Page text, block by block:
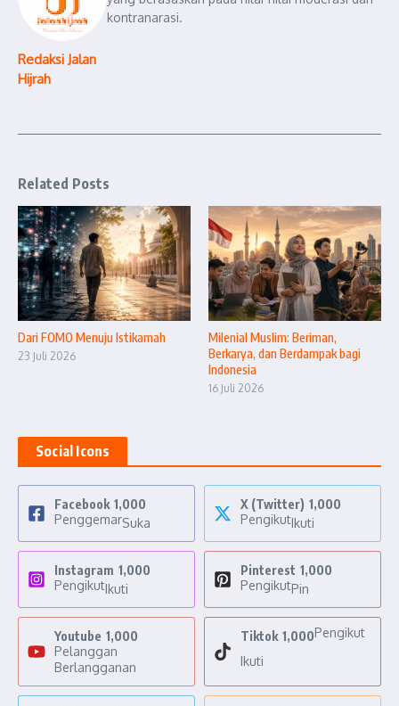
Redaksi Jalan
Hijrah
kontranarasi.
Related Posts
Dari FOMO Menuju Istikamah
23 Juli 2026
Milenial Muslim: Beriman,
Berkarya, dan Berdampak bagi
Indonesia
16 Juli 2026
Social Icons
Facebook 1,000
PenggemarSuka
X (Twitter) 1,000
PengikutIkuti
Instagram 1,000
PengikutIkuti
Pinterest 1,000
PengikutPin
Youtube 1,000
Pelanggan
Berlangganan
Tiktok 1,000Pengikut
Ikuti